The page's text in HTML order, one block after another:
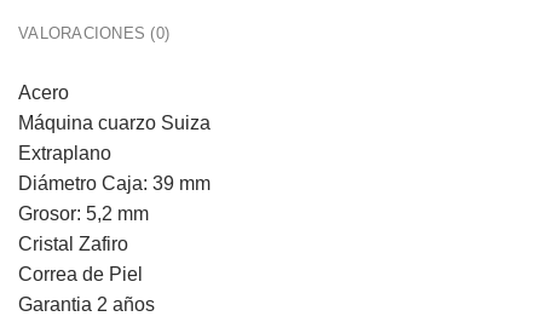
VALORACIONES (0)
Acero
Máquina cuarzo Suiza
Extraplano
Diámetro Caja: 39 mm
Grosor: 5,2 mm
Cristal Zafiro
Correa de Piel
Garantia 2 años